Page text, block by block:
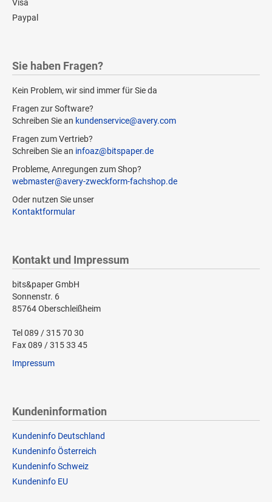
Visa
Paypal
Sie haben Fragen?
Kein Problem, wir sind immer für Sie da
Fragen zur Software?
Schreiben Sie an kundenservice@avery.com
Fragen zum Vertrieb?
Schreiben Sie an infoaz@bitspaper.de
Probleme, Anregungen zum Shop?
webmaster@avery-zweckform-fachshop.de
Oder nutzen Sie unser
Kontaktformular
Kontakt und Impressum
bits&paper GmbH
Sonnenstr. 6
85764 Oberschleißheim
Tel 089 / 315 70 30
Fax 089 / 315 33 45
Impressum
Kundeninformation
Kundeninfo Deutschland
Kundeninfo Österreich
Kundeninfo Schweiz
Kundeninfo EU